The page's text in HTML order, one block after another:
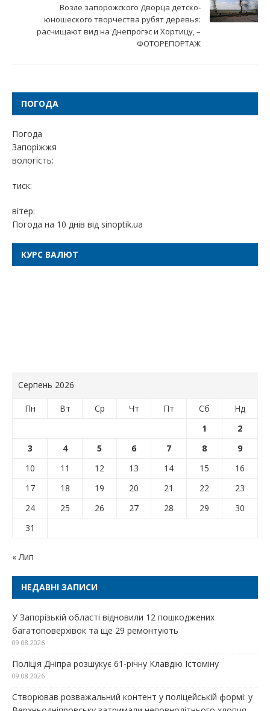
Возле запорожского Дворца детско-
юношеского творчества рубят деревья:
расчищают вид на Днепрогэс и Хортицу, –
ФОТОРЕПОРТАЖ
ПОГОДА
Погода
Запоріжжя
вологість:
тиск:
вітер:
Погода на 10 днів від sinoptik.ua
КУРС ВАЛЮТ
Серпень 2026
Пн Вт Ср Чт Пт Сб
Нд
1
2
3
4 5 6 7 8
9
10
11 12 13 14 15
16
17
18 19 20 21 22
23
24
25 26 27 28 29
30
31
« Лип
НЕДАВНІ ЗАПИСИ
У Запорізькій області відновили 12 пошкоджених
багатоповерхівок та ще 29 ремонтують
09.08.2026
Поліція Дніпра розшукує 61-річну Клавдію Істоміну
09.08.2026
Створював розважальний контент у поліцейській формі: у